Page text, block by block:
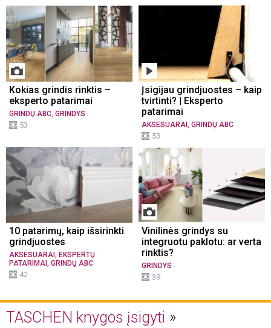
Kokias grindis rinktis –
eksperto patarimai
GRINDŲ ABC GRINDYS
53
Įsigijau grindjuostes – kaip
tvirtinti? | Eksperto
patarimai
AKSESUARAI GRINDŲ ABC
53
10 patarimų, kaip išsirinkti
grindjuostes
AKSESUARAI , EKSPERTŲ
PATARIMAI , GRINDŲ ABC
42
Vinilinės grindys su
integruotu paklotu: ar verta
rinktis?
GRINDYS
39
TASCHEN knygos įsigyti